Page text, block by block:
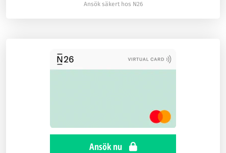
Ansök säkert hos N26
Ansök nu